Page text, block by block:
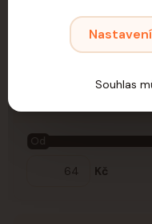
Samohýl
Ryba
Kč
Od
Nastavení
Souhlas